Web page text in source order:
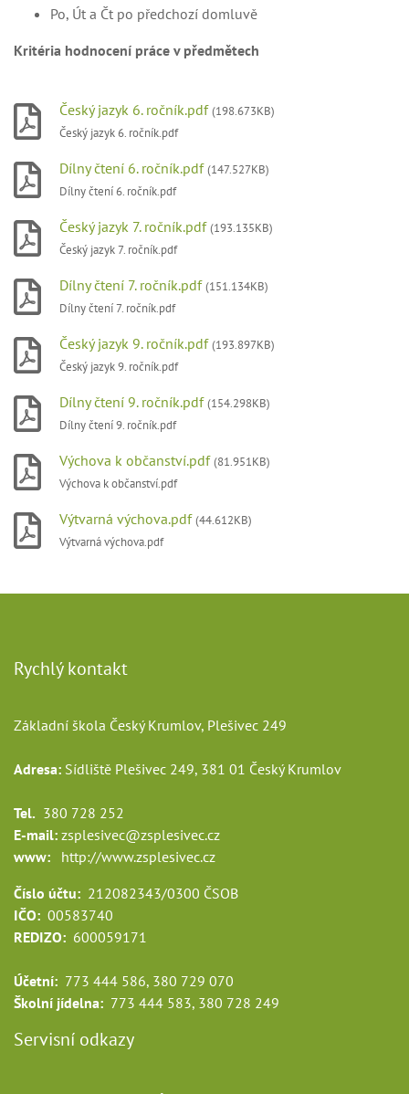
Po, Út a Čt po předchozí domluvě
Kritéria hodnocení práce v předmětech
Český jazyk 6. ročník.pdf (198.673KB)
Český jazyk 6. ročník.pdf
Dílny čtení 6. ročník.pdf (147.527KB)
Dílny čtení 6. ročník.pdf
Český jazyk 7. ročník.pdf (193.135KB)
Český jazyk 7. ročník.pdf
Dílny čtení 7. ročník.pdf (151.134KB)
Dílny čtení 7. ročník.pdf
Český jazyk 9. ročník.pdf (193.897KB)
Český jazyk 9. ročník.pdf
Dílny čtení 9. ročník.pdf (154.298KB)
Dílny čtení 9. ročník.pdf
Výchova k občanství.pdf (81.951KB)
Výchova k občanství.pdf
Výtvarná výchova.pdf (44.612KB)
Výtvarná výchova.pdf
Rychlý kontakt
Základní škola Český Krumlov, Plešivec 249
Adresa: Sídliště Plešivec 249, 381 01 Český Krumlov
Tel. 380 728 252
E-mail: zsplesivec@zsplesivec.cz
www: http://www.zsplesivec.cz
Číslo účtu: 212082343/0300 ČSOB
IČO: 00583740
REDIZO: 600059171
Účetní: 773 444 586, 380 729 070
Školní jídelna: 773 444 583, 380 728 249
Servisní odkazy